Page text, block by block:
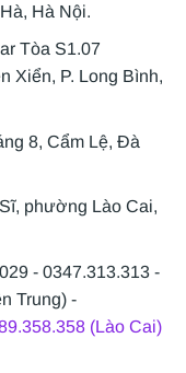
Hà Nội.
Tòa S1.07
Xiển, P. Long Bình,
8, Cẩm Lệ, Đà
phường Lào Cai,
- 0347.313.313 -
Trung) -
(Lào Cai)